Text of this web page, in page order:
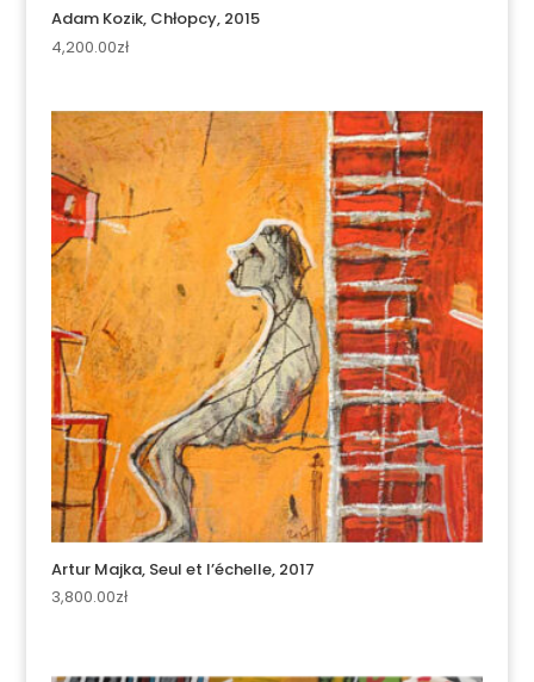
Adam Kozik, Chłopcy, 2015
4,200.00zł
Artur Majka, Seul et l’échelle, 2017
3,800.00zł